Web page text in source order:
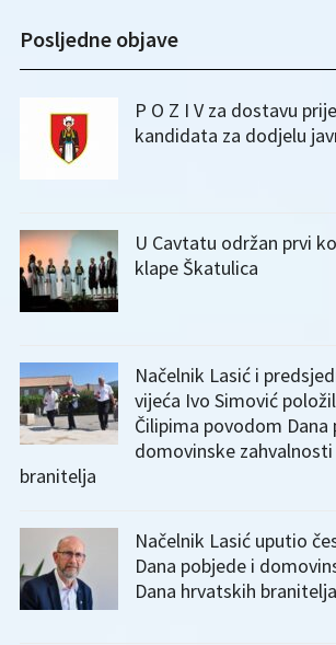
Posljedne objave
P O Z I V za dostavu
kandidata za dodjelu
U Cavtatu održan prvi
klape Škatulica
Načelnik Lasić i
vijeća Ivo Simović
Čilipima povodom Dana
domovinske
branitelja
Načelnik Lasić uputio
Dana pobjede i
Dana hrvatskih branitelja